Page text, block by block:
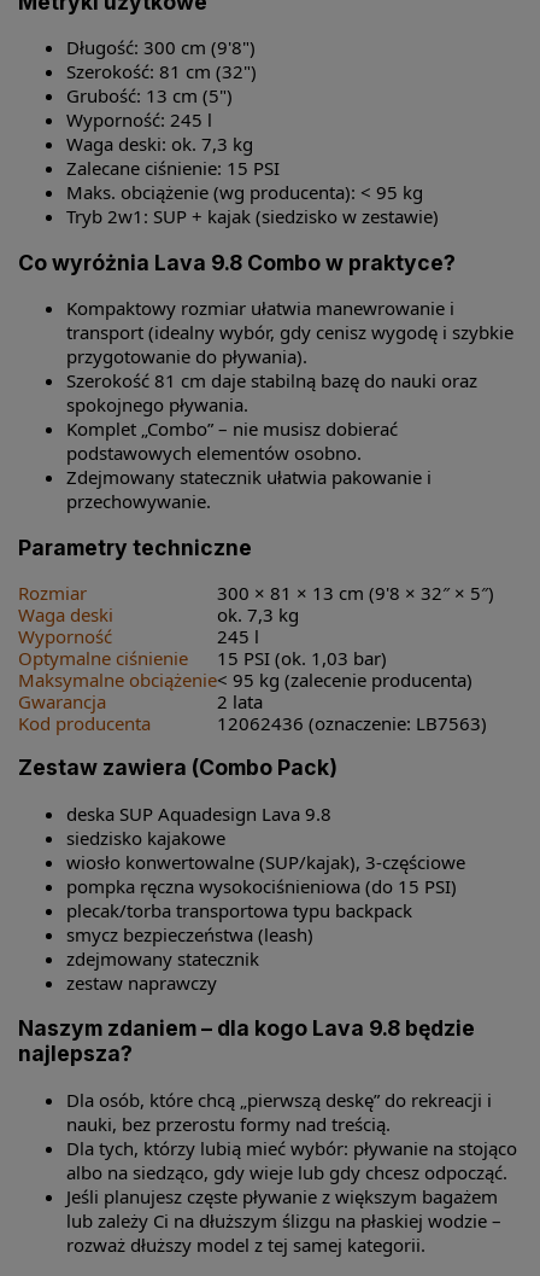
Długość: 300 cm (9'8")
Szerokość: 81 cm (32")
Grubość: 13 cm (5")
Wyporność: 245 l
Waga deski: ok. 7,3 kg
Zalecane ciśnienie: 15 PSI
Maks. obciążenie (wg producenta): < 95 kg
Tryb 2w1: SUP + kajak (siedzisko w zestawie)
Co wyróżnia Lava 9.8 Combo w praktyce?
Kompaktowy rozmiar ułatwia manewrowanie i
transport (idealny wybór, gdy cenisz wygodę i szybkie
przygotowanie do pływania).
Szerokość 81 cm daje stabilną bazę do nauki oraz
spokojnego pływania.
Komplet „Combo” – nie musisz dobierać
podstawowych elementów osobno.
Zdejmowany statecznik ułatwia pakowanie i
przechowywanie.
Parametry techniczne
Rozmiar
300 × 81 × 13 cm (9'8 × 32″ × 5″)
Waga deski
ok. 7,3 kg
Wyporność
245 l
Optymalne ciśnienie
15 PSI (ok. 1,03 bar)
Maksymalne obciążenie< 95 kg (zalecenie producenta)
Gwarancja
2 lata
Kod producenta
12062436 (oznaczenie: LB7563)
Zestaw zawiera (Combo Pack)
deska SUP Aquadesign Lava 9.8
siedzisko kajakowe
wiosło konwertowalne (SUP/kajak), 3-częściowe
pompka ręczna wysokociśnieniowa (do 15 PSI)
plecak/torba transportowa typu backpack
smycz bezpieczeństwa (leash)
zdejmowany statecznik
zestaw naprawczy
Naszym zdaniem – dla kogo Lava 9.8 będzie
najlepsza?
Dla osób, które chcą „pierwszą deskę” do rekreacji i
nauki, bez przerostu formy nad treścią.
Dla tych, którzy lubią mieć wybór: pływanie na stojąco
albo na siedząco, gdy wieje lub gdy chcesz odpocząć.
Jeśli planujesz częste pływanie z większym bagażem
lub zależy Ci na dłuższym ślizgu na płaskiej wodzie –
rozważ dłuższy model z tej samej kategorii.